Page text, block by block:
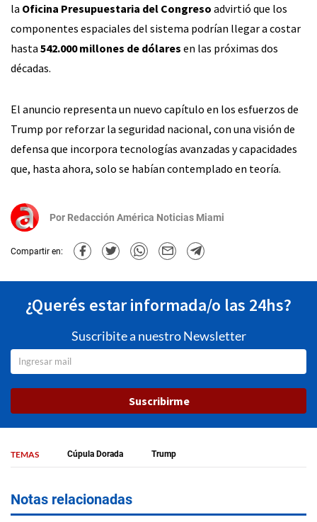
la Oficina Presupuestaria del Congreso advirtió que los
componentes espaciales del sistema podrían llegar a costar
hasta 542.000 millones de dólares en las próximas dos
décadas.
El anuncio representa un nuevo capítulo en los esfuerzos de
Trump por reforzar la seguridad nacional, con una visión de
defensa que incorpora tecnologías avanzadas y capacidades
que, hasta ahora, solo se habían contemplado en teoría.
Por Redacción América Noticias Miami
Compartir en:
¿Querés estar informada/o las 24hs?
Suscribite a nuestro Newsletter
Suscribirme
TEMAS Cúpula Dorada Trump
Notas relacionadas